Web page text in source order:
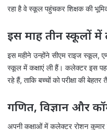
रहा है वे स्कूल पहुंचकर शिक्षक की
इस माह तीन स्कूलों में
इस महीने उन्होंने सीएम राइज स्कूल,
स्कूल में कक्षाएं ली हैं। कलेक्टर इस
रहे हैं, ताकि बच्चों को परीक्षा की
गणित, विज्ञान और
अपनी कक्षाओं में कलेक्टर रोशन कुमार